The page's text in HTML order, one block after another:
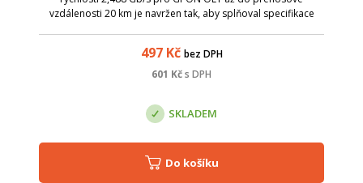
vzdálenosti 20 km je navržen tak, aby splňoval specifikace
497Kč bez DPH
601 Kčs DPH
SKLADEM
Do košíku